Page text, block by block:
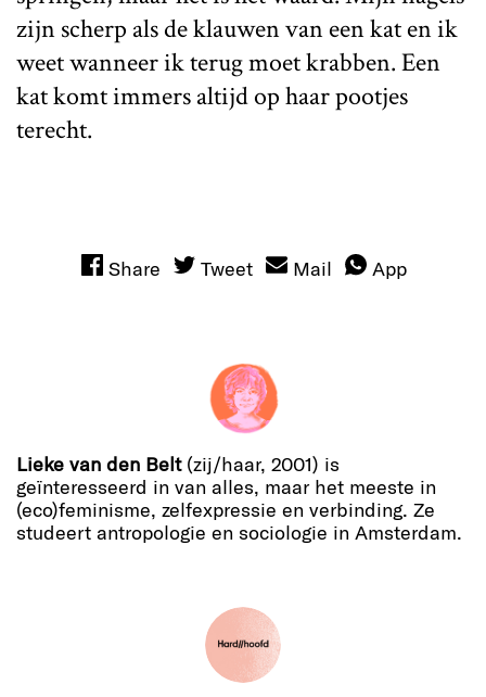
zijn scherp als de klauwen van een kat en ik
weet wanneer ik terug moet krabben. Een
kat komt immers altijd op haar pootjes
terecht.
Share Tweet Mail App
Lieke van den Belt(zij/haar, 2001) is
geïnteresseerd in van alles, maar het meeste in
(eco)feminisme, zelfexpressie en verbinding. Ze
studeert antropologie en sociologie in Amsterdam.